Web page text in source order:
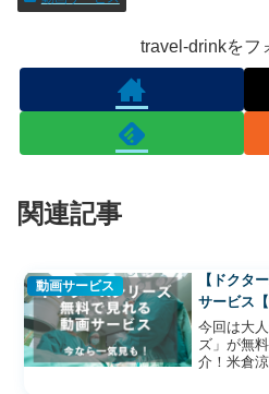
travel-drinkをフ
関連記事
動画サービス
【ドクタ
サービス
今回は大
ズ」が無
介！米倉